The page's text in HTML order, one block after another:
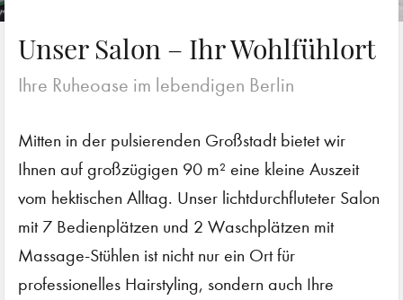
Unser Salon – Ihr Wohlfühlort
Ihre Ruheoase im lebendigen Berlin
Mitten in der pulsierenden Großstadt bietet wir
Ihnen auf großzügigen 90 m² eine kleine Auszeit
vom hektischen Alltag. Unser lichtdurchfluteter Salon
mit 7 Bedienplätzen und 2 Waschplätzen mit
Massage-Stühlen ist nicht nur ein Ort für
professionelles Hairstyling, sondern auch Ihre